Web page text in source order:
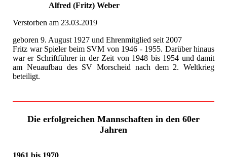
Alfred (Fritz) Weber
Verstorben am 23.03.2019
geboren 9. August 1927 und Ehrenmitglied seit 2007
Fritz war Spieler beim SVM von 1946 - 1955. Darüber hinaus
war er Schriftführer in der Zeit von 1948 bis 1954 und damit
am Neuaufbau des SV Morscheid nach dem 2. Weltkrieg
beteiligt.
Die erfolgreichen Mannschaften in den 60er
Jahren